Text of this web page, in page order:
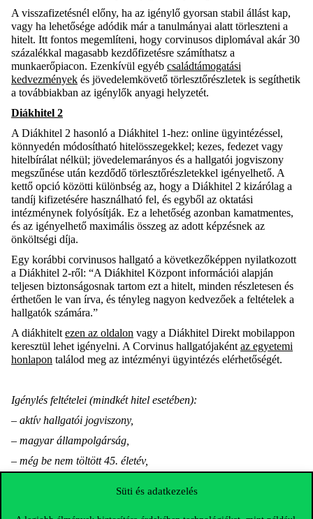
Süti és adatkezelés
A visszafizetésnél előny, ha az igénylő gyorsan stabil állást kap,
vagy ha lehetősége adódik már a tanulmányai alatt törleszteni a
hitelt. Itt fontos megemlíteni, hogy corvinusos diplomával akár 30
százalékkal magasabb kezdőfizetésre számíthatsz a
munkaerőpiacon. Ezenkívül egyéb családtámogatási
kedvezmények és jövedelemkövető törlesztőrészletek is segíthetik
a továbbiakban az igénylők anyagi helyzetét.
Diákhitel 2
A Diákhitel 2 hasonló a Diákhitel 1-hez: online ügyintézéssel,
könnyedén módosítható hitelösszegekkel; kezes, fedezet vagy
hitelbírálat nélkül; jövedelemarányos és a hallgatói jogviszony
megszűnése után kezdődő törlesztőrészletekkel igényelhető. A
kettő opció közötti különbség az, hogy a Diákhitel 2 kizárólag a
tandíj kifizetésére használható fel, és egyből az oktatási
intézménynek folyósítják. Ez a lehetőség azonban kamatmentes,
és az igényelhető maximális összeg az adott képzésnek az
önköltségi díja.
Egy korábbi corvinusos hallgató a következőképpen nyilatkozott
a Diákhitel 2-ről: “A Diákhitel Központ információi alapján
teljesen biztonságosnak tartom ezt a hitelt, minden részletesen és
érthetően le van írva, és tényleg nagyon kedvezőek a feltételek a
hallgatók számára.”
A diákhitelt ezen az oldalon vagy a Diákhitel Direkt mobilappon
keresztül lehet igényelni. A Corvinus hallgatójaként az egyetemi
honlapon találod meg az intézményi ügyintézés elérhetőségét.
Igénylés feltételei (mindkét hitel esetében):
– aktív hallgatói jogviszony,
– magyar állampolgárság,
– még be nem töltött 45. életév,